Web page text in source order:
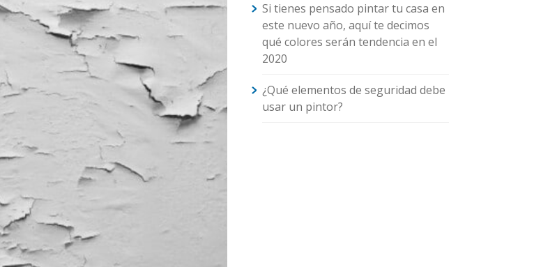
Si tienes pensado pintar tu casa en
este nuevo año, aquí te decimos
qué colores serán tendencia en el
2020
¿Qué elementos de seguridad debe
usar un pintor?